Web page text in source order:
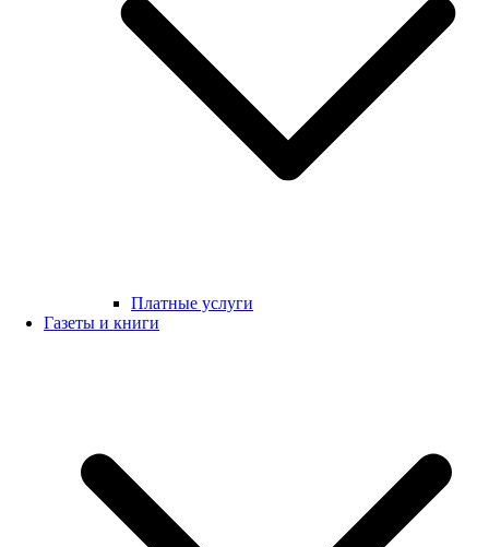
Платные услуги
Газеты и книги